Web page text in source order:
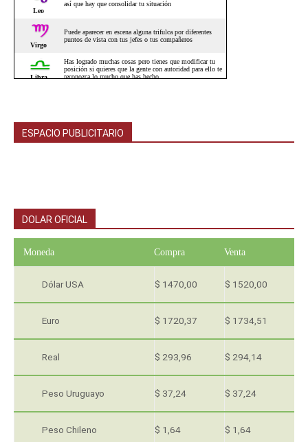
ESPACIO PUBLICITARIO
DOLAR OFICIAL
Moneda Compra Venta
Dólar USA $ 1470,00 $ 1520,00
Euro $ 1720,37 $ 1734,51
Real $ 293,96 $ 294,14
Peso Uruguayo $ 37,24 $ 37,24
Peso Chileno $ 1,64 $ 1,64